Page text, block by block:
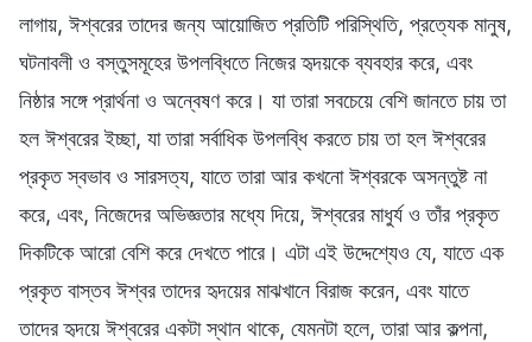
লাগায়, ঈশ্বরের তাদের জন্য আয়োজিত প্রতিটি পরিস্থিতি, প্রত্যেক মানুষ,
ঘটনাবলী ও বস্তুসমূহের উপলব্ধিতে নিজের হৃদয়কে ব্যবহার করে, এবং
নিষ্ঠার সঙ্গে প্রার্থনা ও অন্বেষণ করে। যা তারা সবচেয়ে বেশি জানতে চায় তা
হল ঈশ্বরের ইচ্ছা, যা তারা সর্বাধিক উপলব্ধি করতে চায় তা হল ঈশ্বরের
প্রকৃত স্বভাব ও সারসত্য, যাতে তারা আর কখনো ঈশ্বরকে অসন্তুষ্ট না
করে, এবং, নিজেদের অভিজ্ঞতার মধ্যে দিয়ে, ঈশ্বরের মাধুর্য ও তাঁর প্রকৃত
দিকটিকে আরো বেশি করে দেখতে পারে। এটা এই উদ্দেশ্যেও যে, যাতে এক
প্রকৃত বাস্তব ঈশ্বর তাদের হৃদয়ের মাঝখানে বিরাজ করেন, এবং যাতে
তাদের হৃদয়ে ঈশ্বরের একটা স্থান থাকে, যেমনটা হলে, তারা আর কল্পনা,